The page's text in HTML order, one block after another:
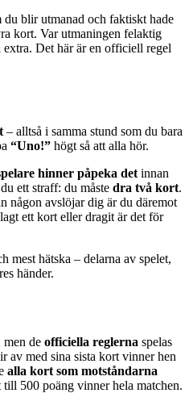
blir utmanad och faktiskt hade
kort. Var utmaningen felaktig
Det här är en officiell regel
– alltså i samma stund som du bara
“Uno!” högt så att alla hör.
hinner påpeka det innan
ett straff: du måste dra två kort.
någon avslöjar dig är du däremot
ett kort eller dragit är det för
mest hätska – delarna av spelet,
händer.
men de officiella reglerna spelas
av med sina sista kort vinner hen
alla kort som motståndarna
till 500 poäng vinner hela matchen.